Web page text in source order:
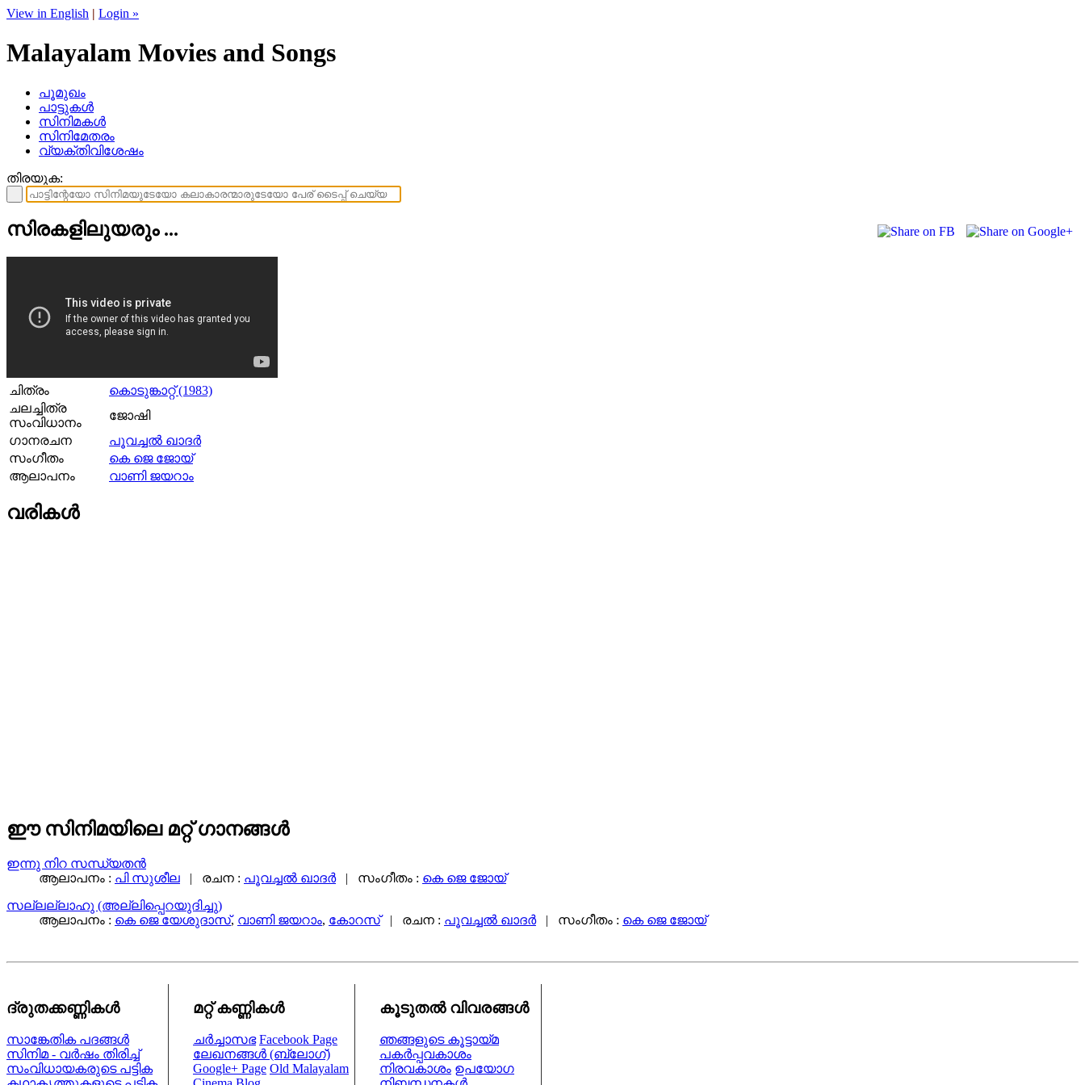
View in English | Login »
Malayalam Movies and Songs
പൂമുഖം
പാട്ടുകള്‍
സിനിമകള്‍
സിനിമേതരം
വ്യക്തിവിശേഷം
തിരയുക:
സിരകളിലുയരും ...
ചിത്രം
കൊടുങ്കാറ്റ് (1983)
ചലച്ചിത്ര
സംവിധാനം
ജോഷി
ഗാനരചന
പൂവച്ചൽ ഖാദർ
സംഗീതം
കെ ജെ ജോയ്‌
ആലാപനം
വാണി ജയറാം
വരികള്‍
ഈ സിനിമയിലെ മറ്റ് ഗാനങ്ങള്‍
ഇന്നു നിറ സന്ധ്യതന്‍
ആലാപനം : പി സുശീല | രചന : പൂവച്ചൽ ഖാദർ| സംഗീതം : കെ ജെ ജോയ്‌
സല്ലല്ലാഹു (അല്ലിപ്പെറയുദിച്ചു)
ആലാപനം : കെ ജെ യേശുദാസ്, വാണി ജയറാം, കോറസ്‌| രചന : പൂവച്ചൽ ഖാദർ| സംഗീതം : കെ ജെ ജോയ്‌
ദ്രുതക്കണ്ണികള്‍
സാങ്കേതിക പദങ്ങള്‍
സിനിമ - വര്‍ഷം തിരിച്ച്
സംവിധായകരുടെ പട്ടിക
മറ്റ് കണ്ണികള്‍
ചര്‍ച്ചാസഭ Facebook Page
ലേഖനങ്ങള്‍ (ബ്ലോഗ്)
Google+ Page Old Malayalam
കൂടുതല്‍ വിവരങ്ങള്‍
ഞങ്ങളുടെ കൂട്ടായ്മ
പകര്‍പ്പവകാശം
നിരവകാശം ഉപയോഗ